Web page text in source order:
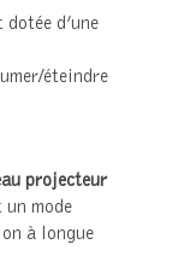
dotée d’une
éteindre
projecteur
mode
à longue